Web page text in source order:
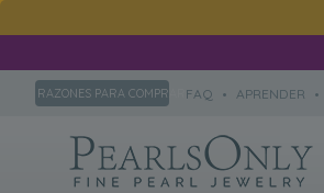
RAZONES PARA COMPRAR FAQ • APRENDER •